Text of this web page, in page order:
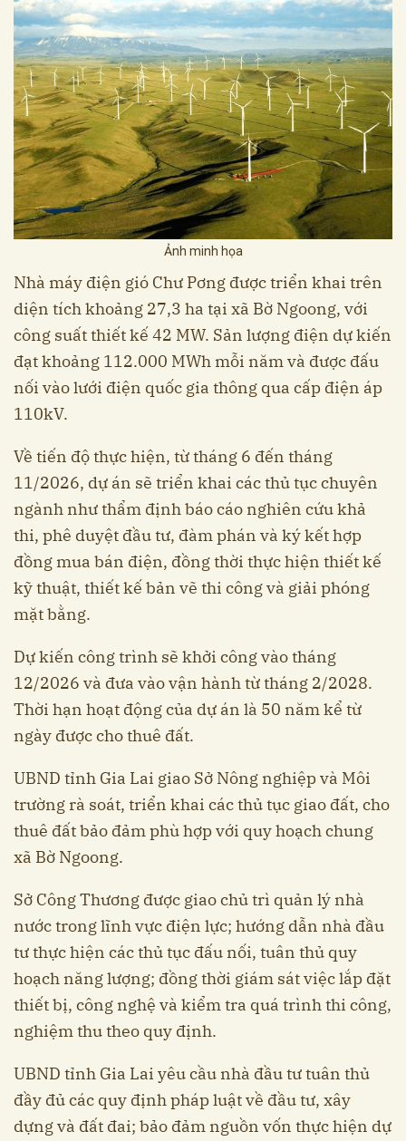
Ảnh minh họa
Nhà máy điện gió Chư Pơng được triển khai trên
diện tích khoảng 27,3 ha tại xã Bờ Ngoong, với
công suất thiết kế 42 MW. Sản lượng điện dự kiến
đạt khoảng 112.000 MWh mỗi năm và được đấu
nối vào lưới điện quốc gia thông qua cấp điện áp
110kV.
Về tiến độ thực hiện, từ tháng 6 đến tháng
11/2026, dự án sẽ triển khai các thủ tục chuyên
ngành như thẩm định báo cáo nghiên cứu khả
thi, phê duyệt đầu tư, đàm phán và ký kết hợp
đồng mua bán điện, đồng thời thực hiện thiết kế
kỹ thuật, thiết kế bản vẽ thi công và giải phóng
mặt bằng.
Dự kiến công trình sẽ khởi công vào tháng
12/2026 và đưa vào vận hành từ tháng 2/2028.
Thời hạn hoạt động của dự án là 50 năm kể từ
ngày được cho thuê đất.
UBND tỉnh Gia Lai giao Sở Nông nghiệp và Môi
trường rà soát, triển khai các thủ tục giao đất, cho
thuê đất bảo đảm phù hợp với quy hoạch chung
xã Bờ Ngoong.
Sở Công Thương được giao chủ trì quản lý nhà
nước trong lĩnh vực điện lực; hướng dẫn nhà đầu
tư thực hiện các thủ tục đấu nối, tuân thủ quy
hoạch năng lượng; đồng thời giám sát việc lắp đặt
thiết bị, công nghệ và kiểm tra quá trình thi công,
nghiệm thu theo quy định.
UBND tỉnh Gia Lai yêu cầu nhà đầu tư tuân thủ
đầy đủ các quy định pháp luật về đầu tư, xây
dựng và đất đai; bảo đảm nguồn vốn thực hiện dự